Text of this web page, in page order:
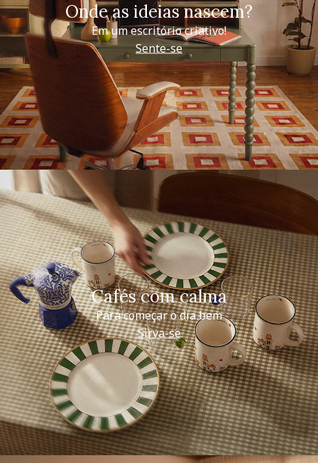
Onde as ideias nascem?
Em um escritório criativo!
Sente-se
Cafés com calma
Para começar o dia bem
Sirva-se